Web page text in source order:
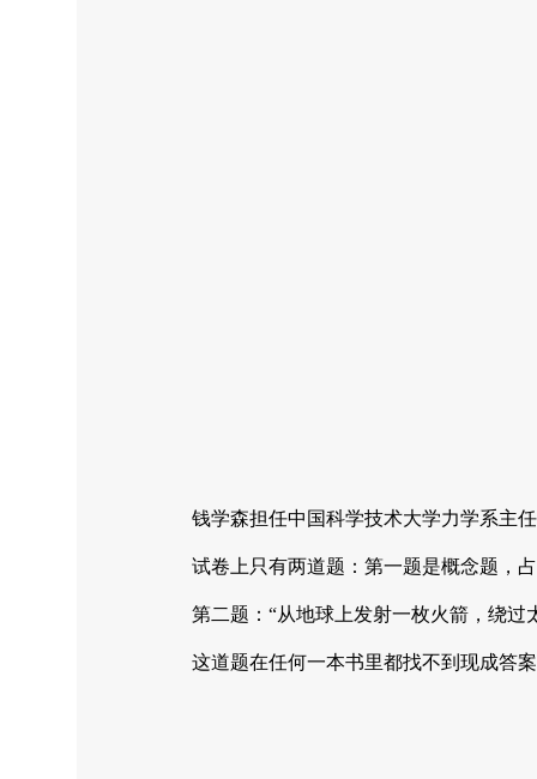
钱学森担任中国科学技术大学力学系主
试卷上只有两道题：第一题是概念题，
第二题：“从地球上发射一枚火箭，绕过
这道题在任何一本书里都找不到现成答